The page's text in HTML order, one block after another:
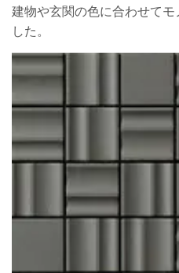
建物や玄関の色に合わせて
した。